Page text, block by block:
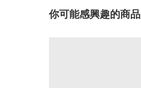
你可能感興趣的商品